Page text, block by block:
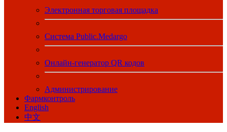
Электронная торговая площадка
Система Public.Medargo
Онлайн-генератор QR кодов
Администрирование
Фармконтроль
English
中文